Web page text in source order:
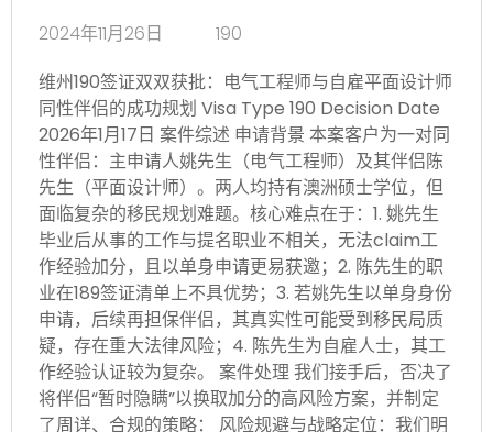
2024年11月26日
190
维州190签证双双获批：电气工程师与自雇平面设计师
同性伴侣的成功规划 Visa Type 190 Decision Date
2026年1月17日 案件综述 申请背景 本案客户为一对同
性伴侣：主申请人姚先生（电气工程师）及其伴侣陈
先生（平面设计师）。两人均持有澳洲硕士学位，但
面临复杂的移民规划难题。核心难点在于：1. 姚先生
毕业后从事的工作与提名职业不相关，无法claim工
作经验加分，且以单身申请更易获邀；2. 陈先生的职
业在189签证清单上不具优势；3. 若姚先生以单身身份
申请，后续再担保伴侣，其真实性可能受到移民局质
疑，存在重大法律风险；4. 陈先生为自雇人士，其工
作经验认证较为复杂。 案件处理 我们接手后，否决了
将伴侣“暂时隐瞒”以换取加分的高风险方案，并制定
了周详、合规的策略： 风险规避与战略定位：我们明